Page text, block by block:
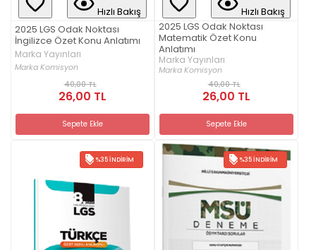
Hızlı Bakış
2025 LGS Odak Noktası
İngilizce Özet Konu Anlatımı
Marka Yayınları
Marka Komisyon
40,00 TL
26,00 TL
Sepete Ekle
Hızlı Bakış
2025 LGS Odak Noktası
Matematik Özet Konu
Anlatımı
Marka Yayınları
Marka Komisyon
40,00 TL
26,00 TL
Sepete Ekle
%35 İNDIRIM %35 İNDIRIM